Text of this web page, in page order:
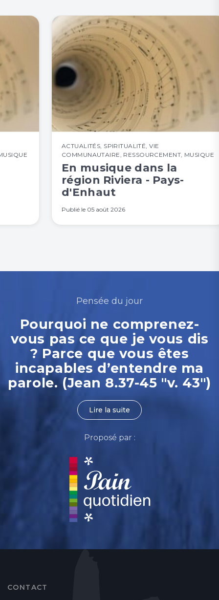
ACTUALITÉS SPIRITUALITÉ ,VIE
COMMUNAUTAIRE RESSOURCEMENT MUSIQUE
En musique dans la
région Riviera - Pays-
d'Enhaut
Publié le 05 août 2026
Pensée du jour
Pourquoi ne comprenez-
vous pas ce que je vous dis
? Parce que vous êtes
incapables d’entendre ma
parole. (Jean 8.37-45 "v. 43")
Lire la suite
Proposé par :
CONTACT